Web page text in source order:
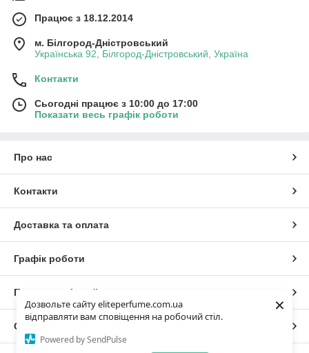
Дозвольте сайту eliteperfume.com.ua
відправляти вам сповіщення на робочий стіл.
Powered by SendPulse
×
Працює з 18.12.2014
м. Білгород-Дністровський
Українська 92, Білгород-Дністровський, Україна
Контакти
Сьогодні працює з 10:00 до 17:00
Показати весь графік роботи
Про нас
Контакти
Доставка та оплата
Графік роботи
Повна версія сайту
Сайт створено на маркетплейсі